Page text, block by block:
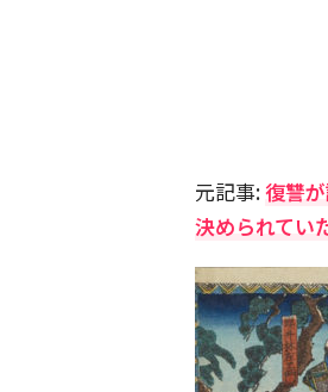
元記事:復讐
決められてい